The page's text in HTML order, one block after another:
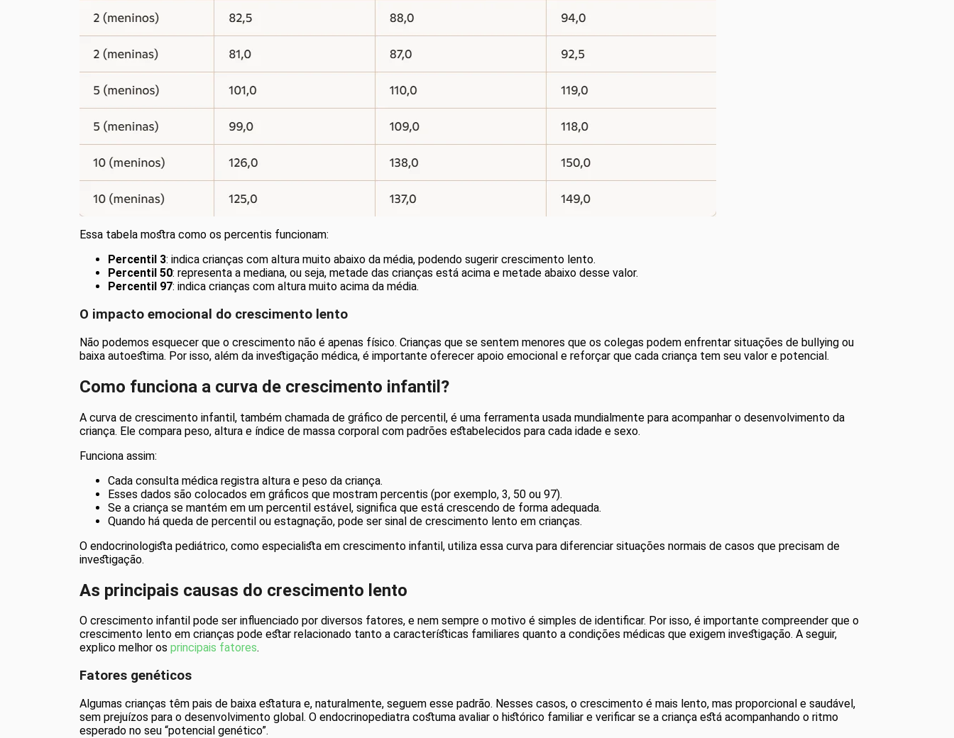
Essa tabela mostra como os percentis funcionam:
Percentil 3: indica crianças com altura muito abaixo da média, podendo sugerir crescimento lento.
Percentil 50: representa a mediana, ou seja, metade das crianças está acima e metade abaixo desse valor.
Percentil 97: indica crianças com altura muito acima da média.
O impacto emocional do crescimento lento
Não podemos esquecer que o crescimento não é apenas físico. Crianças que se sentem menores que os colegas podem enfrentar situações de bullying ou
baixa autoestima. Por isso, além da investigação médica, é importante oferecer apoio emocional e reforçar que cada criança tem seu valor e potencial.
Como funciona a curva de crescimento infantil?
A curva de crescimento infantil, também chamada de gráfico de percentil, é uma ferramenta usada mundialmente para acompanhar o desenvolvimento da
criança. Ele compara peso, altura e índice de massa corporal com padrões estabelecidos para cada idade e sexo.
Funciona assim:
Cada consulta médica registra altura e peso da criança.
Esses dados são colocados em gráficos que mostram percentis (por exemplo, 3, 50 ou 97).
Se a criança se mantém em um percentil estável, significa que está crescendo de forma adequada.
Quando há queda de percentil ou estagnação, pode ser sinal de crescimento lento em crianças.
O endocrinologista pediátrico, como especialista em crescimento infantil, utiliza essa curva para diferenciar situações normais de casos que precisam de
investigação.
As principais causas do crescimento lento
O crescimento infantil pode ser influenciado por diversos fatores, e nem sempre o motivo é simples de identificar. Por isso, é importante compreender que o
crescimento lento em crianças pode estar relacionado tanto a características familiares quanto a condições médicas que exigem investigação. A seguir,
explico melhor os principais fatores.
Fatores genéticos
Algumas crianças têm pais de baixa estatura e, naturalmente, seguem esse padrão. Nesses casos, o crescimento é mais lento, mas proporcional e saudável,
sem prejuízos para o desenvolvimento global. O endocrinopediatra costuma avaliar o histórico familiar e verificar se a criança está acompanhando o ritmo
esperado no seu “potencial genético”.